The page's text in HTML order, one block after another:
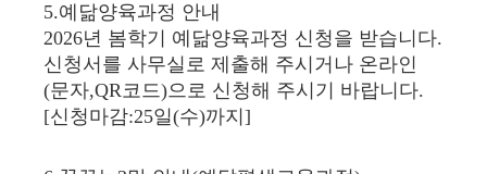
5.예닮양육과정 안내
2026년 봄학기 예닮양육과정 신청을 받습니다.
신청서를 사무실로 제출해 주시거나 온라인
(문자,QR코드)으로 신청해 주시기 바랍니다.
[신청마감:25일(수)까지]